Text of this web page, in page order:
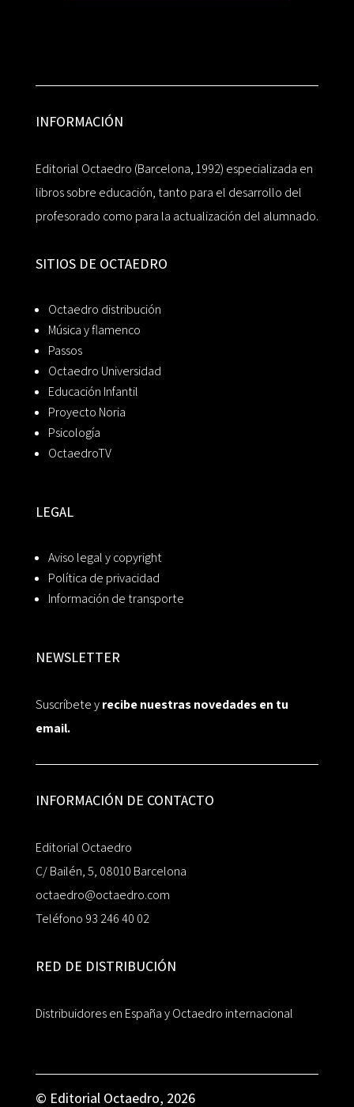
INFORMACIÓN
Editorial Octaedro (Barcelona, 1992) especializada en
libros sobre educación, tanto para el desarrollo del
profesorado como para la actualización del alumnado.
SITIOS DE OCTAEDRO
Octaedro distribución
Música y flamenco
Passos
Octaedro Universidad
Educación Infantil
Proyecto Noria
Psicología
OctaedroTV
LEGAL
Aviso legal y copyright
Política de privacidad
Información de transporte
NEWSLETTER
Suscríbete yrecibe nuestras novedades en tu
email.
INFORMACIÓN DE CONTACTO
Editorial Octaedro
C/ Bailén, 5, 08010 Barcelona
octaedro@octaedro.com
Teléfono 93 246 40 02
RED DE DISTRIBUCIÓN
Distribuidores en España y Octaedro internacional
© Editorial Octaedro, 2026